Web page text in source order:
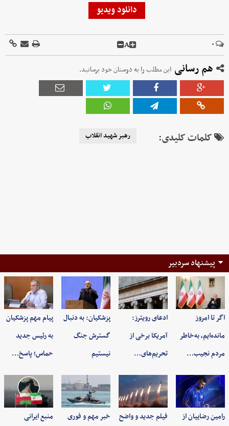
دانلود ویدیو
۰ A
هم رسانی این مطلب را به دوستان خود برسانید.
کلمات کلیدی: رهبر شهید انقلاب
پیشنهاد سردبیر
اگر تا امروز
مانده‌ایم، به‌خاطر
مردم نجیب…
ادعای رویترز:
آمریکا برخی از
تحریم‌های…
پزشکیان: به‌ دنبال
گسترش جنگ
نیستیم
پیام مهم پزشکیان
به رئیس جدید
حماس؛ پاسخ…
رامین رضاییان از فیلم جدید و واضح خبر مهم و فوری منبع ایرانی